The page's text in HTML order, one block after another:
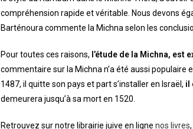
compréhension rapide et véritable. Nous devons
Barténoura commente la Michna selon les
Pour toutes ces raisons, l’étude de la Michna, est
commentaire sur la Michna n’a été aussi populaire
1487, il quitte son pays et part s’installer en Israël, il
demeurera jusqu’à sa mort en 1520.
Retrouvez sur notre librairie juive en lignenos livres